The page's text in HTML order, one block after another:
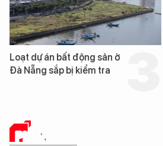
Loạt dự án bất động sản ở
Đà Nẵng sắp bị kiểm tra
PHÂN TÍCH